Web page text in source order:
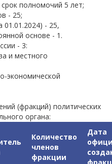
полномочий 5 лет;
- 25;
01.01.2024) - 25,
основе - 1.
- 3:
и местного
экономической
(фракций) политических
органа:
Количество
членов
фракции
Дата